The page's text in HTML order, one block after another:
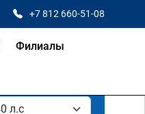
+7 812 660-51-08
Филиалы